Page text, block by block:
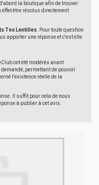
la boutique afin de trouver
effet être résolus directement
Tes Lentilles . Pour toute question
apporter une réponse et c'est elle
ont été modérés avant
permettant de pouvoir
l'existence réelle de la
Il suffit pour cela de nous
à publier à cet avis.